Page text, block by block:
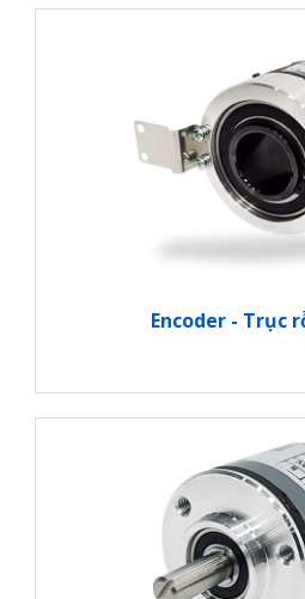
Encoder - Trục